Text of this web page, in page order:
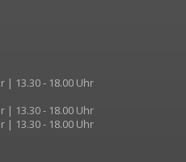
| 13.30 - 18.00 Uhr
| 13.30 - 18.00 Uhr
| 13.30 - 18.00 Uhr